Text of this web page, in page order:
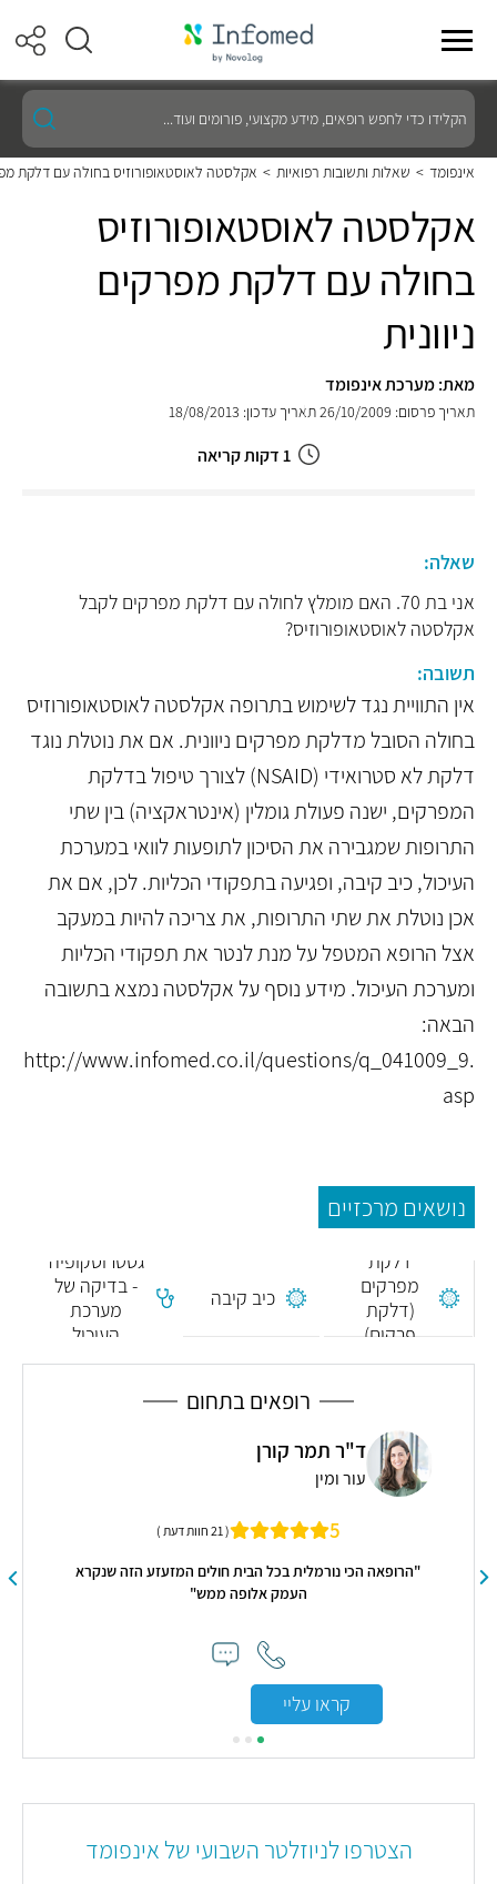
הקלידו
כדי
לחפש
רופאים,
מידע
פורומים
ועוד...
אינפומד > שאלות ותשובות רפואיות > אקלסטה לאוסטאופורוזיס בחולה עם דלקת
אקלסטה לאוסטאופורוזיס
בחולה עם דלקת מפרקים
ניוונית
מאת: מערכת אינפומד
תאריך פרסום: 26/10/2009 תאריך עדכון: 18/08/2013
1 דקות קריאה
שאלה:
אני בת 70. האם מומלץ לחולה עם דלקת מפרקים לקבל
אקלסטה לאוסטאופורוזיס?
תשובה:
אין התוויית נגד לשימוש בתרופה אקלסטה לאוסטאופורוזיס
בחולה הסובל מדלקת מפרקים ניוונית. אם את נוטלת נוגד
דלקת לא סטרואידי (NSAID) לצורך טיפול בדלקת
המפרקים, ישנה פעולת גומלין (אינטראקציה) בין שתי
התרופות שמגבירה את הסיכון לתופעות לוואי במערכת
העיכול, כיב קיבה, ופגיעה בתפקודי הכליות. לכן, אם את
אכן נוטלת את שתי התרופות, את צריכה להיות במעקב
אצל הרופא המטפל על מנת לנטר את תפקודי הכליות
ומערכת העיכול. מידע נוסף על אקלסטה נמצא בתשובה
הבאה:
http://www.infomed.co.il/questions/q_041009_9.
asp
נושאים מרכזיים
דלקת
מפרקים
(דלקת
פרקים)
כיב קיבה
גסטרוסקופיה
- בדיקה של
מערכת
העיכול
רופאים בתחום
ד"ר תמר קורן
עור ומין
5 ( 21 חוות דעת )
"הרופאה הכי נורמלית בכל הבית חולים המזעזע הזה שנקרא
העמק אלופה ממש"
קראו עליי
הצטרפו לניוזלטר השבועי של אינפומד